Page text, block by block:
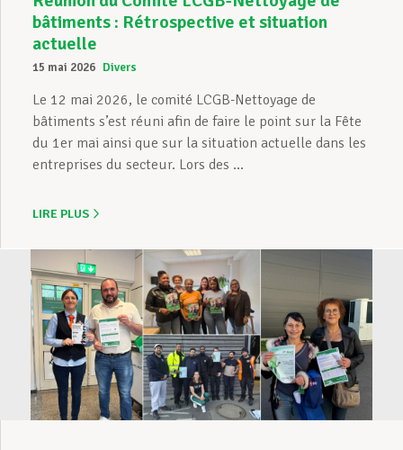
bâtiments : Rétrospective et situation
actuelle
15 mai 2026 Divers
Le 12 mai 2026, le comité LCGB-Nettoyage de
bâtiments s’est réuni afin de faire le point sur la Fête
du 1er mai ainsi que sur la situation actuelle dans les
entreprises du secteur. Lors des ...
LIRE PLUS